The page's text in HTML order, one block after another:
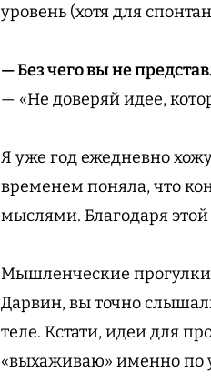
уровень (хотя для
— Без чего вы не
— «Не доверяй идее,
Я уже год ежедневно
временем поняла, что
мыслями. Благодаря этой
Мышленческие
Дарвин, вы точно
теле. Кстати, идеи для
«выхаживаю» именно по